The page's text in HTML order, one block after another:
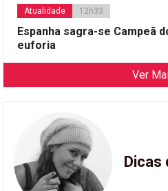
Atualidade 12h33
Espanha sagra-se Campeã
euforia
Ver
Dicas